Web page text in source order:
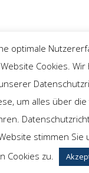
optimale
Cookies.
um alles über
stimmen
Cookies zu.